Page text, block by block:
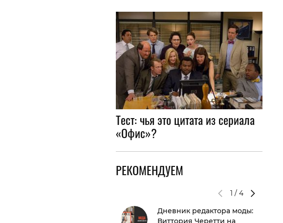
Тест: чья это цитата из сериала
«Офис»?
РЕКОМЕНДУЕМ
1 / 4
Дневник редактора моды:
Виттория Черетти на